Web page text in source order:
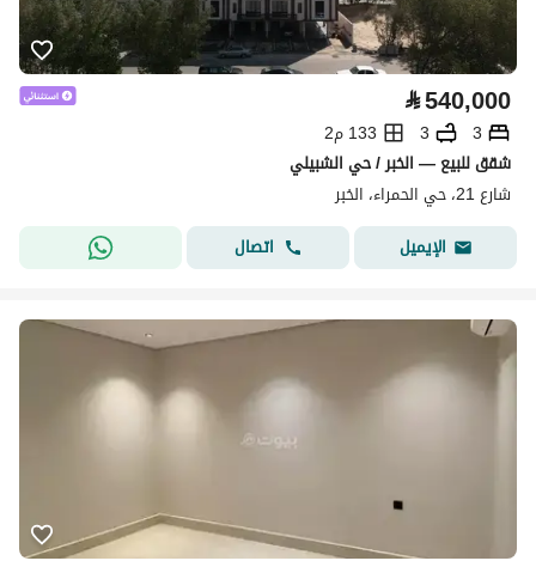
⃁540,000
3
3
133 م2
شقق للبيع — الخبر / حي الشبيلي
شارع 21، حي الحمراء، الخبر
الإيميل
اتصال